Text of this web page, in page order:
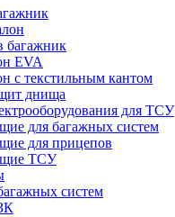
багажник
EVA
с текстильным кантом
днища
для ТСУ
для багажных систем
для прицепов
ТСУ
систем